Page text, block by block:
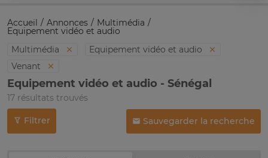
Accueil Annonces Multimédia
Equipement vidéo et audio
Multimédia
Equipement vidéo et audio
Venant
Equipement vidéo et audio - Sénégal
17 résultats trouvés
Filtrer Sauvegarder la recherche